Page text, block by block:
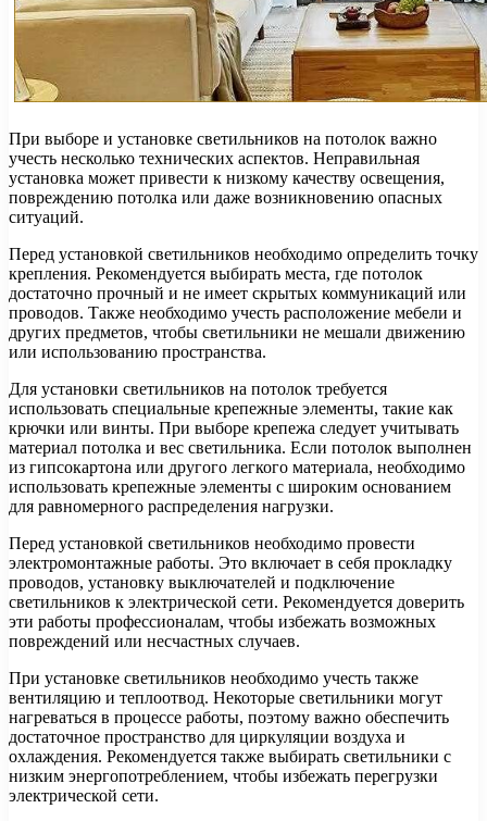
При выборе и установке светильников на потолок важно
учесть несколько технических аспектов. Неправильная
установка может привести к низкому качеству освещения,
повреждению потолка или даже возникновению опасных
ситуаций.
Перед установкой светильников необходимо определить точку
крепления. Рекомендуется выбирать места, где потолок
достаточно прочный и не имеет скрытых коммуникаций или
проводов. Также необходимо учесть расположение мебели и
других предметов, чтобы светильники не мешали движению
или использованию пространства.
Для установки светильников на потолок требуется
использовать специальные крепежные элементы, такие как
крючки или винты. При выборе крепежа следует учитывать
материал потолка и вес светильника. Если потолок выполнен
из гипсокартона или другого легкого материала, необходимо
использовать крепежные элементы с широким основанием
для равномерного распределения нагрузки.
Перед установкой светильников необходимо провести
электромонтажные работы. Это включает в себя прокладку
проводов, установку выключателей и подключение
светильников к электрической сети. Рекомендуется доверить
эти работы профессионалам, чтобы избежать возможных
повреждений или несчастных случаев.
При установке светильников необходимо учесть также
вентиляцию и теплоотвод. Некоторые светильники могут
нагреваться в процессе работы, поэтому важно обеспечить
достаточное пространство для циркуляции воздуха и
охлаждения. Рекомендуется также выбирать светильники с
низким энергопотреблением, чтобы избежать перегрузки
электрической сети.